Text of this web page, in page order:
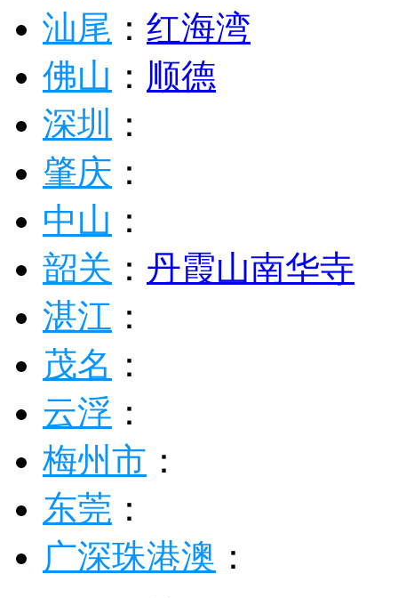
汕尾 ： 红海湾
佛山 ： 顺德
深圳
：
肇庆 ：
中山 ：
韶关 ： 丹霞山南华寺
湛江 ：
茂名 ：
云浮 ：
梅州市 ：
东莞 ：
广深珠港澳 ：